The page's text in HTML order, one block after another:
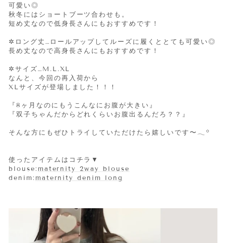
可愛い◎
秋冬にはショートブーツ合わせも。
短め丈なので低身長さんにもおすすめです！
✲ロング丈…ロールアップしてルーズに履くととても可愛い◎
長め丈なので高身長さんにもおすすめです！
✲サイズ…M.L.XL
なんと、今回の再入荷から
XLサイズが登場しました！！！
『8ヶ月なのにもうこんなにお腹が大きい』
『双子ちゃんだからどれくらいお腹出るんだろ？？』
そんな方にもぜひトライしていただけたら嬉しいです〜𓂃꙳
使ったアイテムはコチラ▼
blouse: maternity 2way blouse
denim: maternity denim long